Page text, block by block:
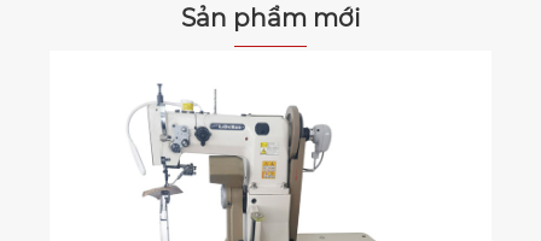
Sản phẩm mới